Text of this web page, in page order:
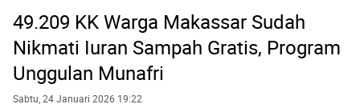
49.209 KK Warga Makassar Sudah
Nikmati Iuran Sampah Gratis, Program
Unggulan Munafri
Sabtu, 24 Januari 2026 19:22